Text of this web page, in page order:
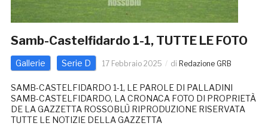
Samb-Castelfidardo 1-1, TUTTE LE FOTO
Gallerie Serie D 17 Febbraio 2025 di Redazione GRB
SAMB-CASTELFIDARDO 1-1, LE PAROLE DI PALLADINI
SAMB-CASTELFIDARDO, LA CRONACA FOTO DI PROPRIETÀ
DE LA GAZZETTA ROSSOBLÙ RIPRODUZIONE RISERVATA
TUTTE LE NOTIZIE DELLA GAZZETTA